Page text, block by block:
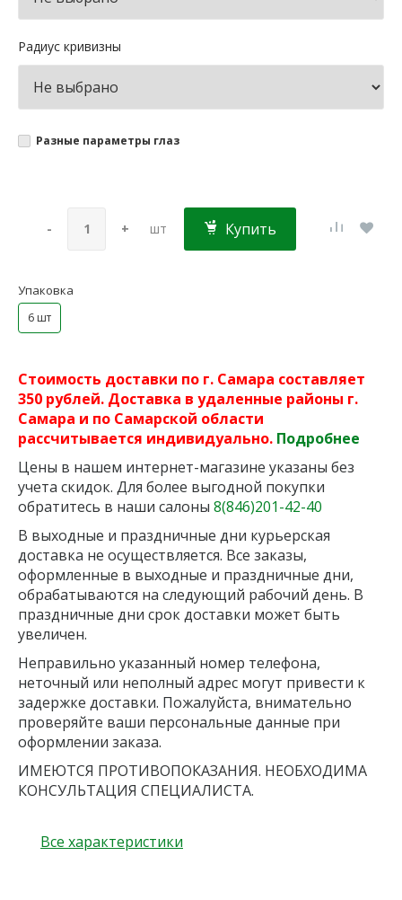
Радиус кривизны
Разные параметры глаз
- + шт Купить
Упаковка
6 шт
Стоимость доставки по г. Самара составляет
350 рублей. Доставка в удаленные районы г.
Самара и по Самарской области
рассчитывается индивидуально. Подробнее
Цены в нашем интернет-магазине указаны без
учета скидок. Для более выгодной покупки
обратитесь в наши салоны 8(846)201-42-40
В выходные и праздничные дни курьерская
доставка не осуществляется. Все заказы,
оформленные в выходные и праздничные дни,
обрабатываются на следующий рабочий день. В
праздничные дни срок доставки может быть
увеличен.
Неправильно указанный номер телефона,
неточный или неполный адрес могут привести к
задержке доставки. Пожалуйста, внимательно
проверяйте ваши персональные данные при
оформлении заказа.
ИМЕЮТСЯ ПРОТИВОПОКАЗАНИЯ. НЕОБХОДИМА
КОНСУЛЬТАЦИЯ СПЕЦИАЛИСТА.
Все характеристики